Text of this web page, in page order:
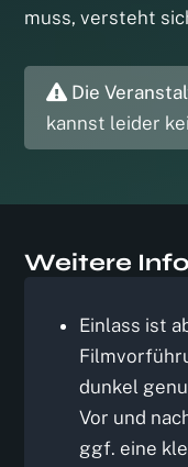
muss, versteht
Die
kannst leider
Weitere
Einlass ist
dunkel
Vor und
ggf. eine